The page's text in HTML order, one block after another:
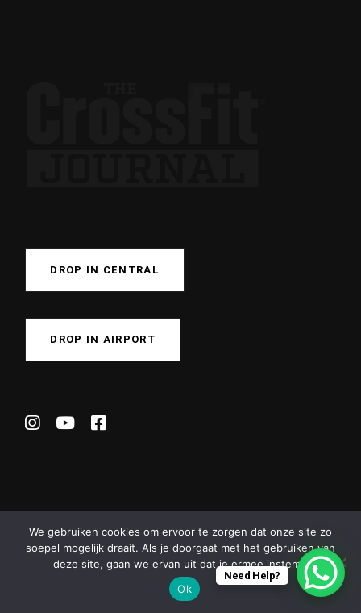
DROP IN CENTRAL
DROP IN AIRPORT
© 2024CrossFit Hofplein, All Rights Reserved |Privacy Policy
Need Help?
We gebruiken cookies om ervoor te zorgen dat onze site zo
soepel mogelijk draait. Als je doorgaat met het gebruiken van
deze site, gaan we ervan uit dat je ermee instemt.
Ok